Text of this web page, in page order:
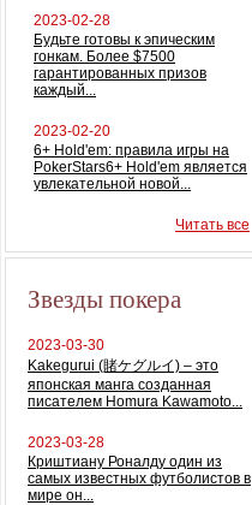
2023-02-28
Будьте готовы к эпическим
гонкам. Более $7500
гарантированных призов
каждый...
2023-02-20
6+ Hold'em: правила игры на
PokerStars6+ Hold'em является
увлекательной новой...
Читать все
Звезды покера
2023-03-30
Kakegurui (賭ケグルイ) – это
японская манга созданная
писателем Homura Kawamoto...
2023-03-28
Криштиану Роналду один из
самых известных футболистов в
мире он...